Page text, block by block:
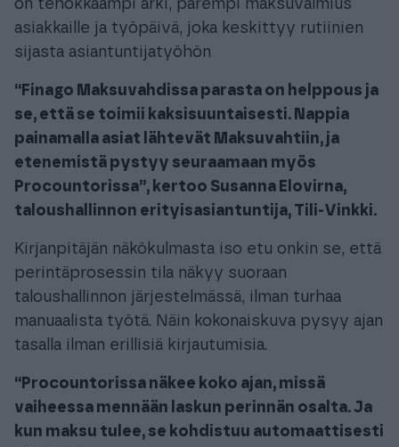
on tehokkaampi arki, parempi maksuvalmius
asiakkaille ja työpäivä, joka keskittyy rutiinien
sijasta asiantuntijatyöhön
“Finago Maksuvahdissa parasta on helppous ja
se, että se toimii kaksisuuntaisesti. Nappia
painamalla asiat lähtevät Maksuvahtiin, ja
etenemistä pystyy seuraamaan myös
Procountorissa”, kertoo Susanna Elovirna,
taloushallinnon erityisasiantuntija, Tili-Vinkki.
Kirjanpitäjän näkökulmasta iso etu onkin se, että
perintäprosessin tila näkyy suoraan
taloushallinnon järjestelmässä, ilman turhaa
manuaalista työtä. Näin kokonaiskuva pysyy ajan
tasalla ilman erillisiä kirjautumisia.
“Procountorissa näkee koko ajan, missä
vaiheessa mennään laskun perinnän osalta. Ja
kun maksu tulee, se kohdistuu automaattisesti